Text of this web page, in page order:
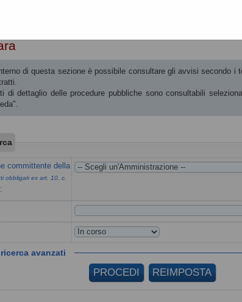
di questa sezione è possibile consultare gli avvisi secondo i
di dettaglio delle procedure pubbliche sono consultabili
committente della
obbligati ex art. 10, c.
:
avanzati